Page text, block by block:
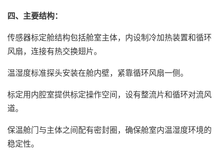
四、主要结构：
传感器标定舱结构包括舱室主体，内设制冷加热装置和循环
风扇，连接有热交换翅片。
温湿度标准探头安装在舱内壁，紧靠循环风扇一侧。
标定用内腔室提供标定操作空间，设有整流片和循环对流风
道。
保温舱门与主体之间配有密封圈，确保舱室内温湿度环境的
稳定性。